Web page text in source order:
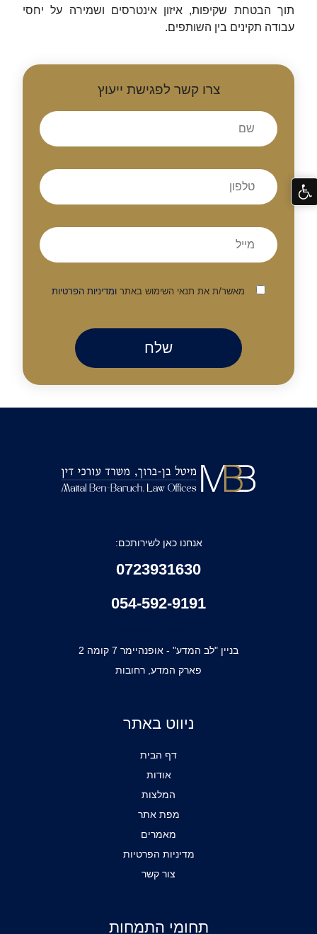
תוך הבטחת שקיפות, איזון אינטרסים ושמירה על יחסי
עבודה תקינים בין השותפים.
צרו קשר לפגישת ייעוץ
מאשר/ת את תנאי השימוש באתר ומדיניות הפרטיות
אנחנו כאן לשירותכם:
0723931630
054-592-9191
בניין "לב המדע" - אופנהיימר 7 קומה 2
פארק המדע, רחובות
ניווט באתר
דף הבית
אודות
המלצות
מפת אתר
מאמרים
מדיניות הפרטיות
צור קשר
תחומי התמחות